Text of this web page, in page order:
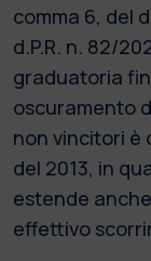
comma 6, del
d.P.R. n. 82/
graduatoria
oscuramento
non vincitori è
del 2013, in
estende
effettivo